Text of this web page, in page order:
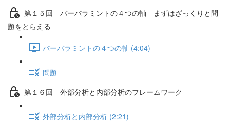
第１５回 バーバラミントの４つの軸 まずはざっくりと問
題をとらえる
バーバラミントの４つの軸 (4:04)
問題
第１６回 外部分析と内部分析のフレームワーク
外部分析と内部分析 (2:21)